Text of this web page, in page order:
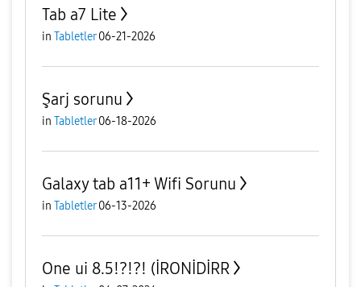
Tab a7 Lite
in Tabletler 06-21-2026
Şarj sorunu
in Tabletler 06-18-2026
Galaxy tab a11+ Wifi Sorunu
in Tabletler 06-13-2026
One ui 8.5!?!?! (İRONİDİRR